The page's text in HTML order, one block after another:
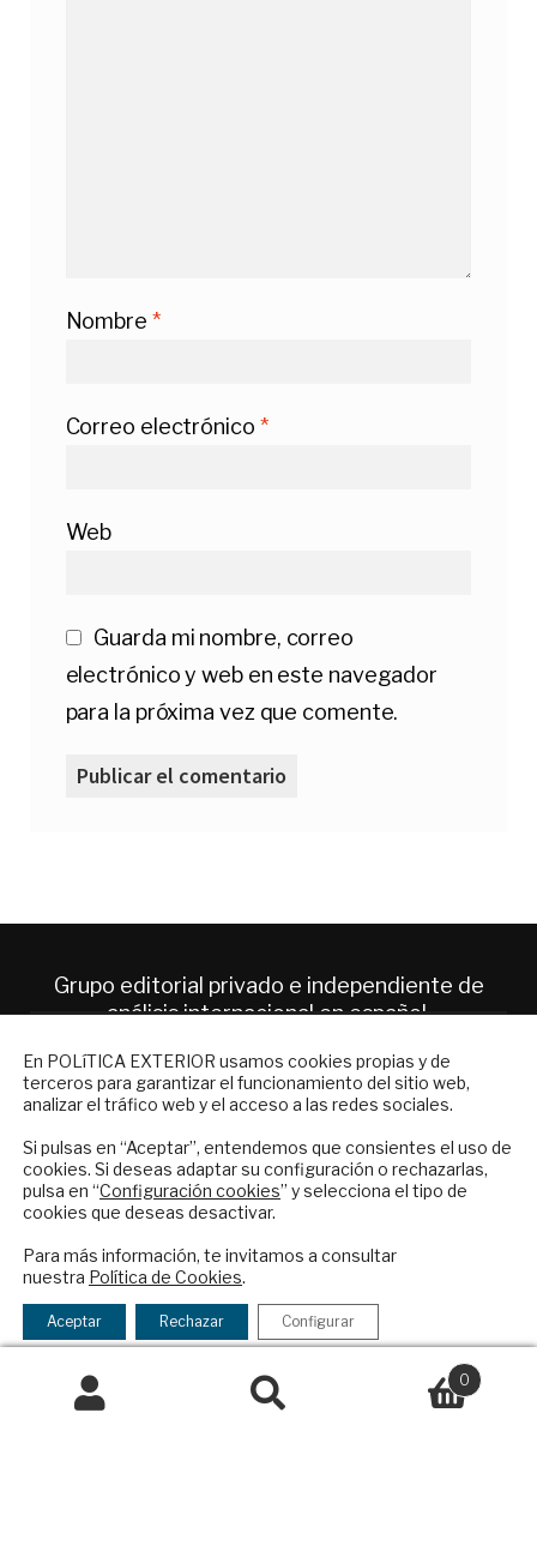
Nombre *
Correo electrónico *
Web
Guarda mi nombre, correo
electrónico y web en este navegador
para la próxima vez que comente.
Grupo editorial privado e independiente de
análisis internacional en español.
ES
Quiénes somos
Suscripciones
Productos y precios
Condiciones generales de contratación
Colaboraciones
Publicidad
Política Exterior
Buscar
0
En POLíTICA EXTERIOR usamos cookies propias y de
terceros para garantizar el funcionamiento del sitio web,
analizar el tráfico web y el acceso a las redes sociales.
Si pulsas en “Aceptar”, entendemos que consientes el uso de
cookies. Si deseas adaptar su configuración o rechazarlas,
pulsa en “Configuración cookies” y selecciona el tipo de
cookies que deseas desactivar.
Para más información, te invitamos a consultar
nuestra Política de Cookies.
Aceptar Rechazar Configurar
NEWSLETTER
Suscríbase a nuestro boletín electrónico y
reciba en su correo el mejor análisis
internacional en español.
Checkbox
acepto
la
política
de
política de privacidad